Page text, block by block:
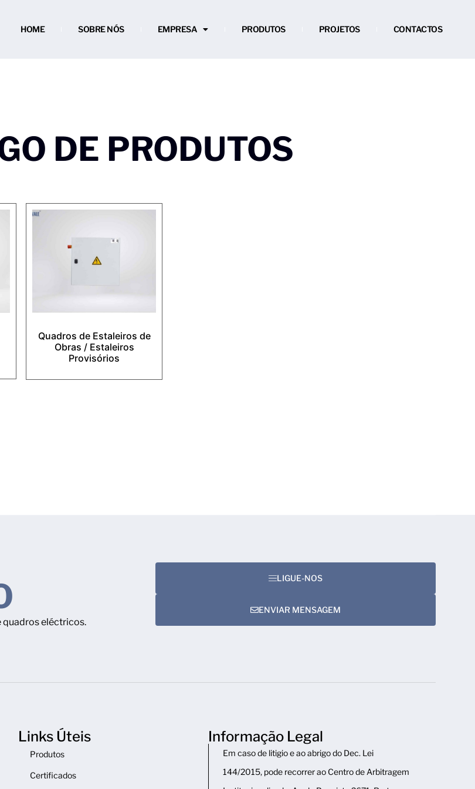
HOME SOBRE NÓS EMPRESA PRODUTOS PROJETOS CONTACTOS
DE PRODUTOS
Quadros de Estaleiros de
Obras / Estaleiros
Provisórios
quadros eléctricos.
LIGUE-NOS
ENVIAR MENSAGEM
Links Úteis
Produtos
Certificados
Informação Legal
Em caso de litigio e ao abrigo do Dec. Lei
144/2015, pode recorrer ao Centro de Arbitragem